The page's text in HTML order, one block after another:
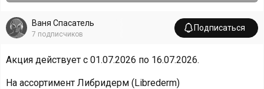
Ваня Спасатель
7 подписчиков
Подписаться
Акция действует с 01.07.2026 по 16.07.2026.
На ассортимент Либридерм (Librederm)